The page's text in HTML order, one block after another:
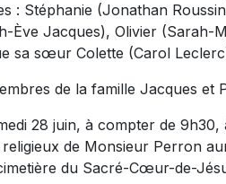
: Stéphanie (Jonathan
Ève Jacques), Olivier (Sarah-
sa sœur Colette (Carol
de la famille Jacques et
28 juin, à compter de 9h30,
de Monsieur Perron
du Sacré-Cœur-de-